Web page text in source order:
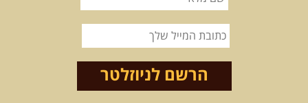
שישי- מעיינות
ואתגרים בצפון הרמה
מסלול חדש בצפון רמת הגולן בהובלת
מדריך תושב האזור. המסלול ...
הרשם לניוזלטר